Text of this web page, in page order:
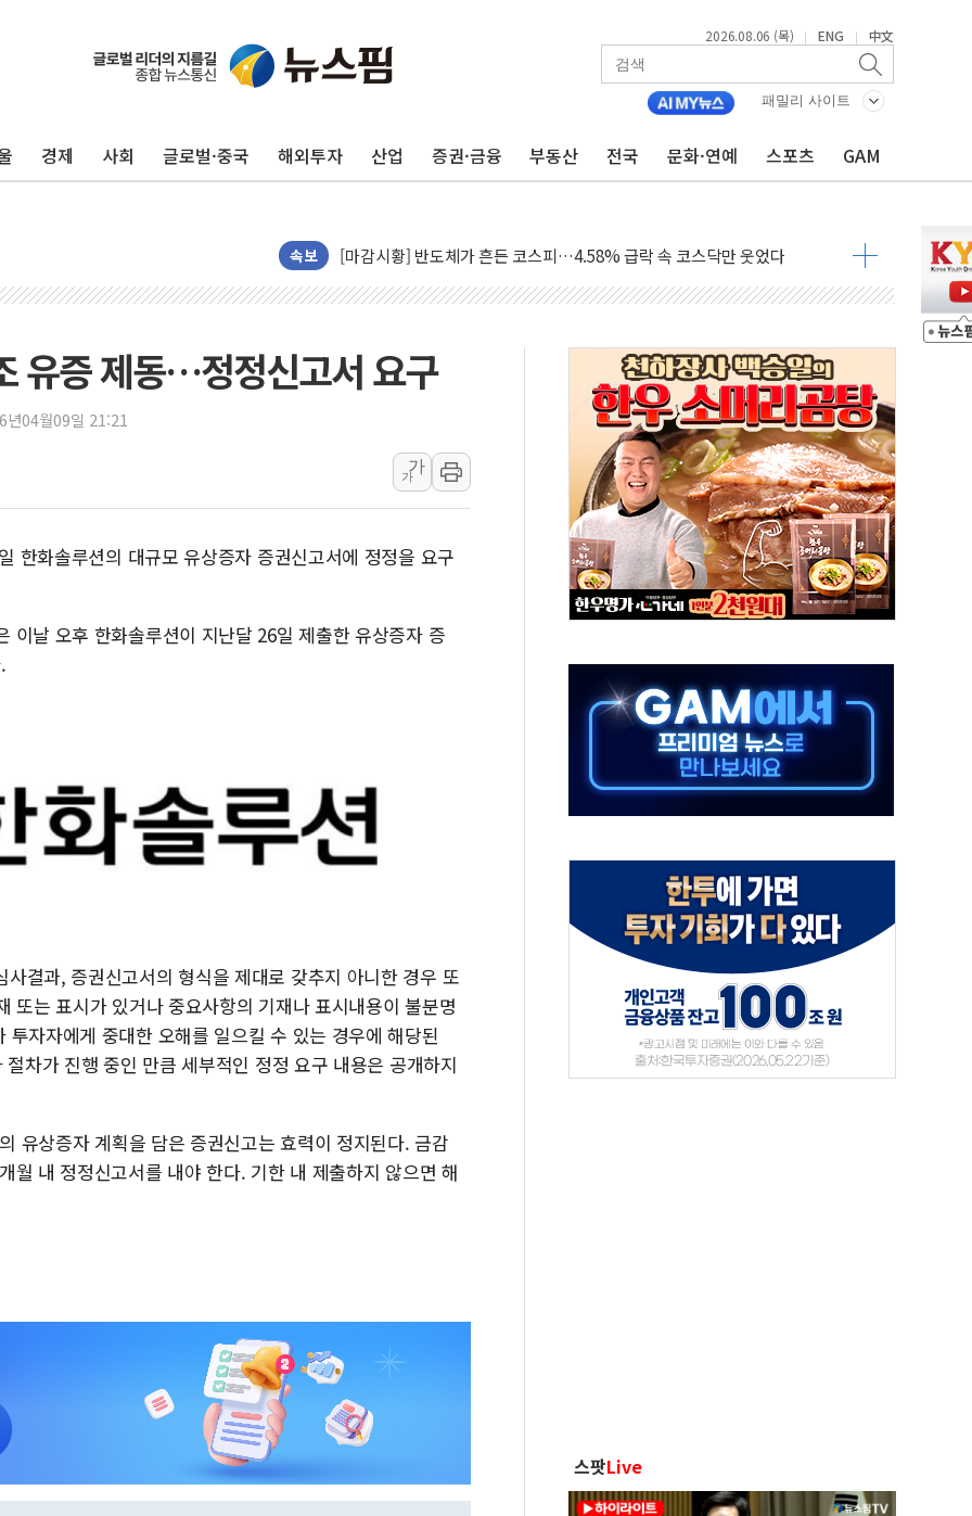
2026.08.06 (목) | ENG | 中文
패밀리 사이트
경제 사회 글로벌·중국 해외투자 산업 증권·금융 부동산 전국 문화·연예 스포츠 GAM
속보
"중국산 제품에 대한 반덤핑 관세 부과 지연, '자립 인도'에 걸림돌"
"신축 전세 부담에 구축으로"…서울 20년 초과 아파트 전셋값 상승률 1위
[일본 증시] 닛케이, AI·반도체 차익실현 매물에 3일 만에 반락
개인사업자대출 격차 9180억→3990억…인터넷뱅크 1·2위 '격전'
지적 장애 여성 강제 추행·스토킹 혐의 70대…경찰 불구속 입건
고객 탓하며 배상 피하던 통신 3사…공정위에서 제동
파주 쇼핑백 제조 공장서 화재 4개 동 전소…인명피해 없어
4%대 하락 마감한 코스피
이성훈 LH 사장 "서울지역본부 청년주택으로"…직원 사기 회복도 숙제
KT&G, 상반기 역대 최대매출…중간배당금 2000원으로 상향
에이루트, 글로벌 리테일 박람회서 신규 채널 확보
[뉴스핌 뉴스레터 Today ANDA] 8월 6일
인천공항 여객터미널, 대형 미디어아트로 다채로운 볼거리 제공
여권 내부서도 제기되는 레버리지 책임론…정청래·조국, 김민석·靑에 공세
유증 제동…정정신고서 요구
년04월09일 21:21
가
가
한화솔루션의 대규모 유상증자 증권신고서에 정정을 요구
이날 오후 한화솔루션이 지난달 26일 제출한 유상증자 증
결과, 증권신고서의 형식을 제대로 갖추지 아니한 경우 또
또는 표시가 있거나 중요사항의 기재나 표시내용이 불분명
자자에게 중대한 오해를 일으킬 수 있는 경우에 해당된
차가 진행 중인 만큼 세부적인 정정 요구 내용은 공개하지
유상증자 계획을 담은 증권신고는 효력이 정지된다. 금감
월 내 정정신고서를 내야 한다. 기한 내 제출하지 않으면 해
스팟Live